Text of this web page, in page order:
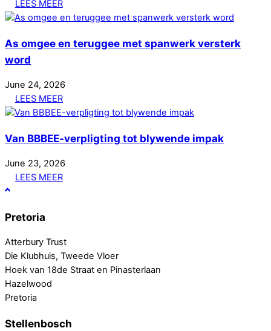
LEES MEER
As omgee en teruggee met spanwerk versterk
word
June 24, 2026
LEES MEER
Van BBBEE-verpligting tot blywende impak
June 23, 2026
LEES MEER
Pretoria
Atterbury Trust
Die Klubhuis, Tweede Vloer
Hoek van 18de Straat en Pinasterlaan
Hazelwood
Pretoria
Stellenbosch